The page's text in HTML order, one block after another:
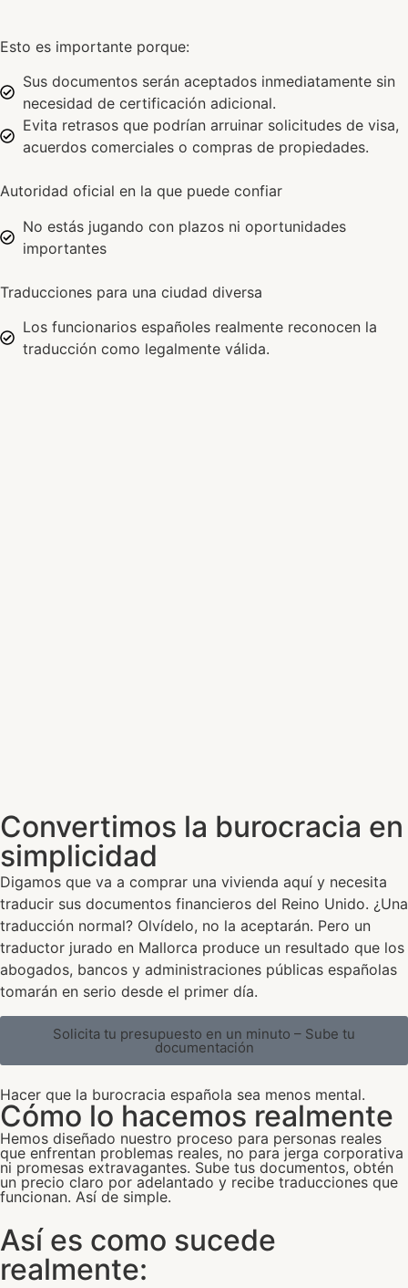
Esto es importante porque:
Sus documentos serán aceptados inmediatamente sin
necesidad de certificación adicional.
Evita retrasos que podrían arruinar solicitudes de visa,
acuerdos comerciales o compras de propiedades.
Autoridad oficial en la que puede confiar
No estás jugando con plazos ni oportunidades
importantes
Traducciones para una ciudad diversa
Los funcionarios españoles realmente reconocen la
traducción como legalmente válida.
Convertimos la burocracia en
simplicidad
Digamos que va a comprar una vivienda aquí y necesita
traducir sus documentos financieros del Reino Unido. ¿Una
traducción normal? Olvídelo, no la aceptarán. Pero un
traductor jurado en Mallorca produce un resultado que los
abogados, bancos y administraciones públicas españolas
tomarán en serio desde el primer día.
Solicita tu presupuesto en un minuto – Sube tu
documentación
Hacer que la burocracia española sea menos mental.
Cómo lo hacemos realmente
Hemos diseñado nuestro proceso para personas reales
que enfrentan problemas reales, no para jerga corporativa
ni promesas extravagantes. Sube tus documentos, obtén
un precio claro por adelantado y recibe traducciones que
funcionan. Así de simple.
Así es como sucede
realmente: